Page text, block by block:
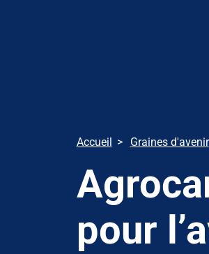
Accueil Graines d'avenir
pour